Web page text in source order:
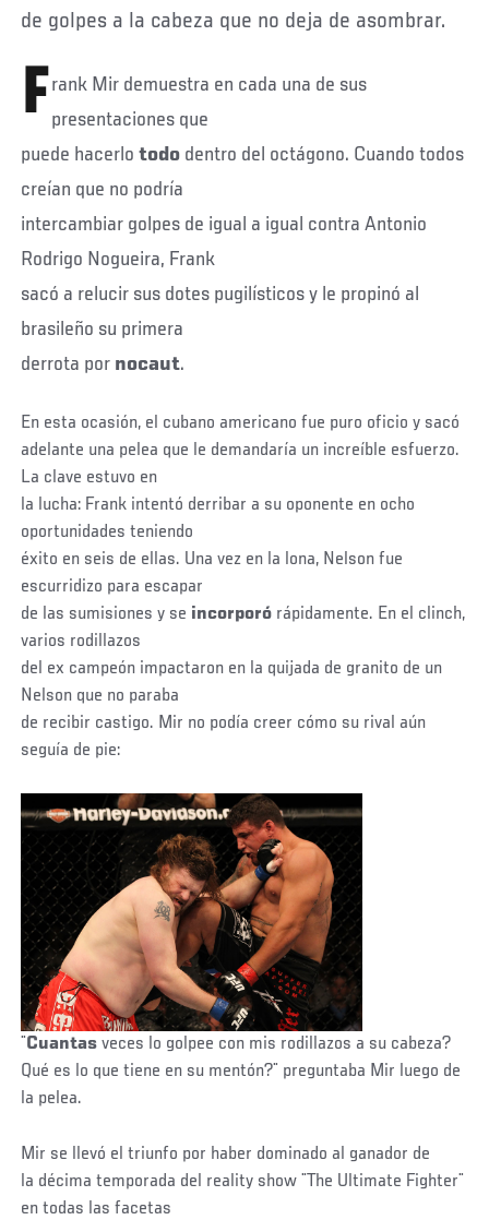
de golpes a la cabeza que no deja de asombrar.
F rank Mir demuestra en cada una de sus
presentaciones que
puede hacerlotodo dentro del octágono. Cuando todos
creían que no podría
intercambiar golpes de igual a igual contra Antonio
Rodrigo Nogueira, Frank
sacó a relucir sus dotes pugilísticos y le propinó al
brasileño su primera
derrota por nocaut.
En esta ocasión, el cubano americano fue puro oficio y sacó
adelante una pelea que le demandaría un increíble esfuerzo.
La clave estuvo en
la lucha: Frank intentó derribar a su oponente en ocho
oportunidades teniendo
éxito en seis de ellas. Una vez en la lona, Nelson fue
escurridizo para escapar
de las sumisiones y se incorporó rápidamente. En el clinch,
varios rodillazos
del ex campeón impactaron en la quijada de granito de un
Nelson que no paraba
de recibir castigo. Mir no podía creer cómo su rival aún
seguía de pie:
¨Cuantasveces lo golpee con mis rodillazos a su cabeza?
Qué es lo que tiene en su mentón?¨ preguntaba Mir luego de
la pelea.
Mir se llevó el triunfo por haber dominado al ganador de
la décima temporada del reality show ¨The Ultimate Fighter¨
en todas las facetas